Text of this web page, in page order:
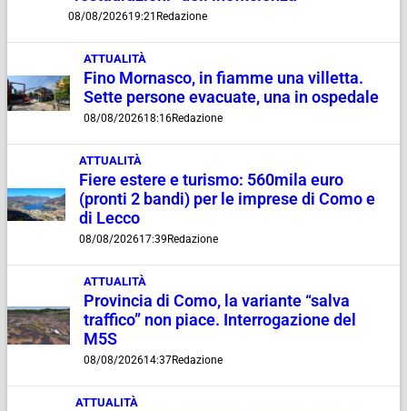
08/08/202619:21 Redazione
ATTUALITÀ
Fino Mornasco, in fiamme una villetta.
Sette persone evacuate, una in ospedale
08/08/202618:16Redazione
ATTUALITÀ
Fiere estere e turismo: 560mila euro
(pronti 2 bandi) per le imprese di Como e
di Lecco
08/08/202617:39Redazione
ATTUALITÀ
Provincia di Como, la variante “salva
traffico” non piace. Interrogazione del
M5S
08/08/202614:37Redazione
ATTUALITÀ